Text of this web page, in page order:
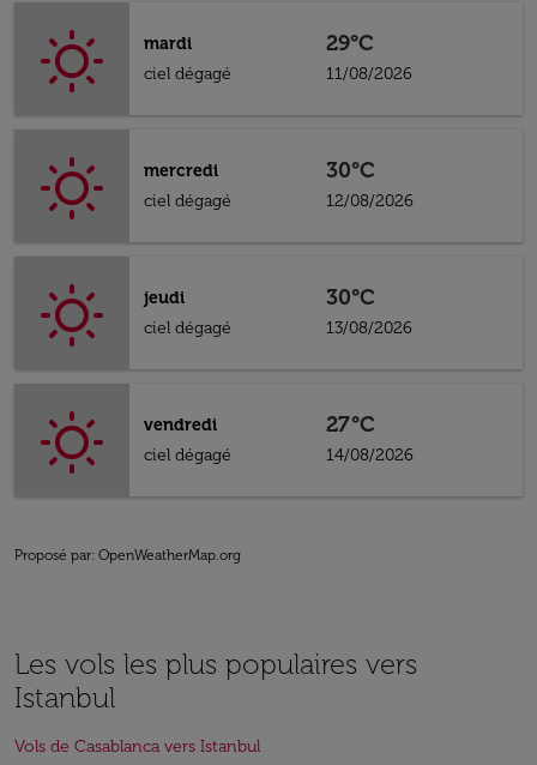
mardi
ciel dégagé
29°C
11/08/2026
mercredi
ciel dégagé
30°C
12/08/2026
jeudi
ciel dégagé
30°C
13/08/2026
vendredi
ciel dégagé
27°C
14/08/2026
Proposé par: OpenWeatherMap.org
Les vols les plus populaires vers
Istanbul
Vols de Casablanca vers Istanbul